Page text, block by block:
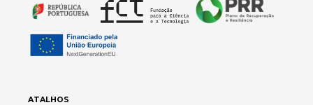
ATALHOS